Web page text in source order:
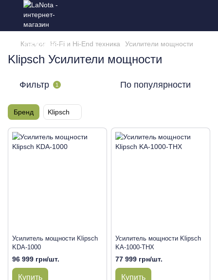
Каталог Hi-Fi и Hi-End техника Усилители мощности
Klipsch Усилители мощности
Фильтр 1 По популярности
Бренд Klipsch
Усилитель мощности Klipsch
KDA-1000
96 999 грн/шт.
Купить
Усилитель мощности Klipsch
KA-1000-THX
77 999 грн/шт.
Купить